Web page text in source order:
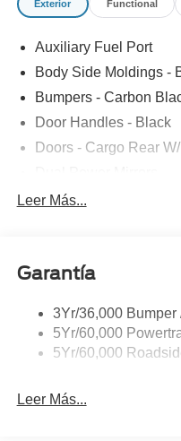
Exterior Functional
Auxiliary Fuel Port
Body Side Moldings -
Bumpers - Carbon
Door Handles - Black
Doors - Cargo Rear
Easy Fuel Capless
Headlamps - Auto On/
Tire Inflator/Sealant Kit
Wipers - Rain-Sensing
Leer Más...
Garantía
3Yr/36,000 Bumper
5Yr/60,000
5Yr/60,000
Leer Más...